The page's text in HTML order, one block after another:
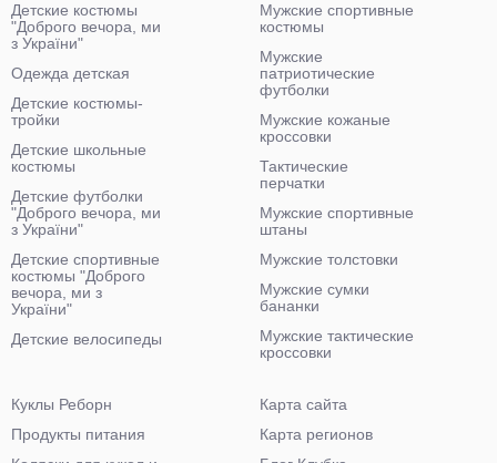
Детские костюмы
"Доброго вечора, ми
з України"
Одежда детская
Детские костюмы-
тройки
Детские школьные
костюмы
Детские футболки
"Доброго вечора, ми
з України"
Детские спортивные
костюмы "Доброго
вечора, ми з
України"
Детские велосипеды
Мужские спортивные
костюмы
Мужские
патриотические
футболки
Мужские кожаные
кроссовки
Тактические
перчатки
Мужские спортивные
штаны
Мужские толстовки
Мужские сумки
бананки
Мужские тактические
кроссовки
Куклы Реборн
Продукты питания
Карта сайта
Карта регионов